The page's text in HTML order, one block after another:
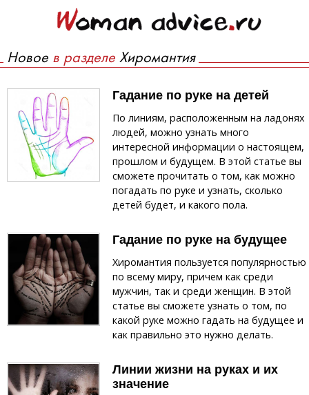
Новое в разделе Хиромантия
Гадание по руке на детей
По линиям, расположенным на ладонях
людей, можно узнать много
интересной информации о настоящем,
прошлом и будущем. В этой статье вы
сможете прочитать о том, как можно
погадать по руке и узнать, сколько
детей будет, и какого пола.
Гадание по руке на будущее
Хиромантия пользуется популярностью
по всему миру, причем как среди
мужчин, так и среди женщин. В этой
статье вы сможете узнать о том, по
какой руке можно гадать на будущее и
как правильно это нужно делать.
Линии жизни на руках и их
значение